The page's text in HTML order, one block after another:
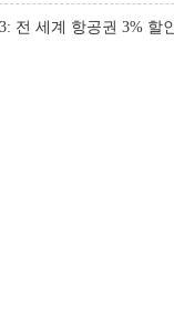
전 세계 항공권 3%